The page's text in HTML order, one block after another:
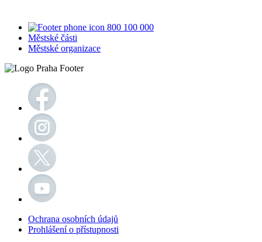
800 100 000
Městské části
Městské organizace
Ochrana osobních údajů
Prohlášení o přístupnosti